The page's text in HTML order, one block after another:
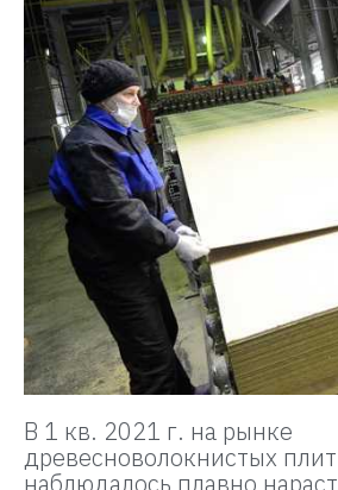
В 1 кв. 2021 г. на рынке
древесноволокнистых плит
наблюдалось плавно